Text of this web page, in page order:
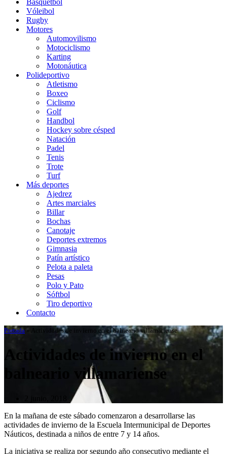
Básquetbol
Vóleibol
Rugby
Motores
Automovilismo
Motociclismo
Karting
Motonáutica
Polideportivo
Atletismo
Boxeo
Ciclismo
Golf
Handbol
Hockey sobre césped
Natación
Padel
Tenis
Trote
Turf
Más deportes
Ajedrez
Artes marciales
Billar
Bochas
Canotaje
Deportes extremos
Gimnasia
Patín artístico
Pelota a paleta
Pesas
Polo y Pato
Sóftbol
Tiro deportivo
Contacto
Portada » Actividades de invierno en el balneario villamariense
Actividades de invierno en el
balneario villamariense
En la mañana de este sábado comenzaron a desarrollarse las
actividades de invierno de la Escuela Intermunicipal de Deportes
Náuticos, destinada a niños de entre 7 y 14 años.
La iniciativa se realiza por segundo año consecutivo mediante el